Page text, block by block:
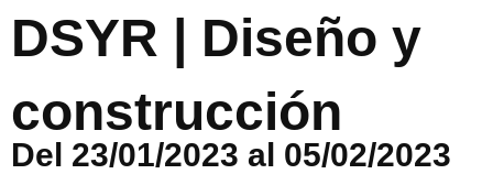
DSYR | Diseño y
construcción
Del 23/01/2023 al 05/02/2023